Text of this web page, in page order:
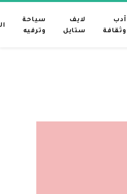
أدب
وثقافة
لايف
ستايل
سياحة
وترفيه